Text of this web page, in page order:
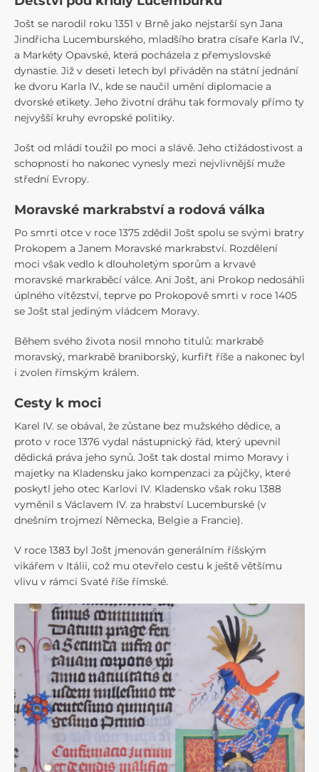
Jošt se narodil roku 1351 v Brně jako nejstarší syn Jana
Jindřicha Lucemburského, mladšího bratra císaře Karla IV.,
a Markéty Opavské, která pocházela z přemyslovské
dynastie. Již v deseti letech byl přiváděn na státní jednání
ke dvoru Karla IV., kde se naučil umění diplomacie a
dvorské etikety. Jeho životní dráhu tak formovaly přímo ty
nejvyšší kruhy evropské politiky.
Jošt od mládí toužil po moci a slávě. Jeho ctižádostivost a
schopnosti ho nakonec vynesly mezi nejvlivnější muže
střední Evropy.
Moravské markrabství a rodová válka
Po smrti otce v roce 1375 zdědil Jošt spolu se svými bratry
Prokopem a Janem Moravské markrabství. Rozdělení
moci však vedlo k dlouholetým sporům a krvavé
moravské markraběcí válce. Ani Jošt, ani Prokop nedosáhli
úplného vítězství, teprve po Prokopově smrti v roce 1405
se Jošt stal jediným vládcem Moravy.
Během svého života nosil mnoho titulů: markrabě
moravský, markrabě braniborský, kurfiřt říše a nakonec byl
i zvolen římským králem.
Cesty k moci
Karel IV. se obával, že zůstane bez mužského dědice, a
proto v roce 1376 vydal nástupnický řád, který upevnil
dědická práva jeho synů. Jošt tak dostal mimo Moravy i
majetky na Kladensku jako kompenzaci za půjčky, které
poskytl jeho otec Karlovi IV. Kladensko však roku 1388
vyměnil s Václavem IV. za hrabství Lucemburské (v
dnešním trojmezí Německa, Belgie a Francie).
V roce 1383 byl Jošt jmenován generálním říšským
vikářem v Itálii, což mu otevřelo cestu k ještě většímu
vlivu v rámci Svaté říše římské.